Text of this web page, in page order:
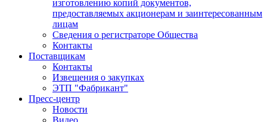
изготовлению копий документов,
предоставляемых акционерам и заинтересованным
лицам
Сведения о регистраторе Общества
Контакты
Поставщикам
Контакты
Извещения о закупках
ЭТП "Фабрикант"
Пресс-центр
Новости
Видео